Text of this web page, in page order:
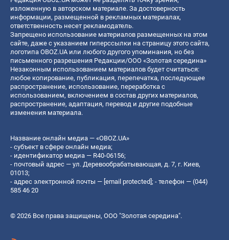
изложенную в авторском материале. За достоверность
информации, размещенной в рекламных материалах,
ответственность несет рекламодатель.
Запрещено использование материалов размещенных на этом
сайте, даже с указанием гиперссылки на страницу этого сайта,
логотипа OBOZ.UA или любого другого упоминания, но без
письменного разрешения Редакции/ООО «Золотая середина»
Незаконным использованием материалов будет считаться:
любое копирование, публикация, перепечатка, последующее
распространение, использование, переработка с
использованием, включением в состав других материалов,
распространение, адаптация, перевод и другие подобные
изменения материала.
Название онлайн медиа — «OBOZ.UA»
- субъект в сфере онлайн медиа;
- идентификатор медиа — R40-06156;
- почтовый адрес — ул. Деревообрабатывающая, д. 7, г. Киев,
01013;
- адрес электронной почты — [email protected]; - телефон — (044)
585 46 20
© 2026 Все права защищены, ООО "Золотая середина".